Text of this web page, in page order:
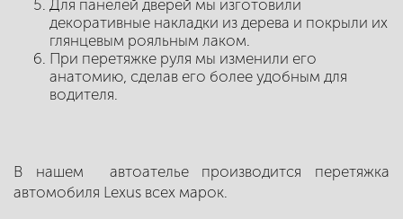
Для панелей дверей мы изготовили
декоративные накладки из дерева и покрыли их
глянцевым рояльным лаком.
При перетяжке руля мы изменили его
анатомию, сделав его более удобным для
водителя.
В нашем автоателье производится перетяжка
автомобиля Lexus всех марок.